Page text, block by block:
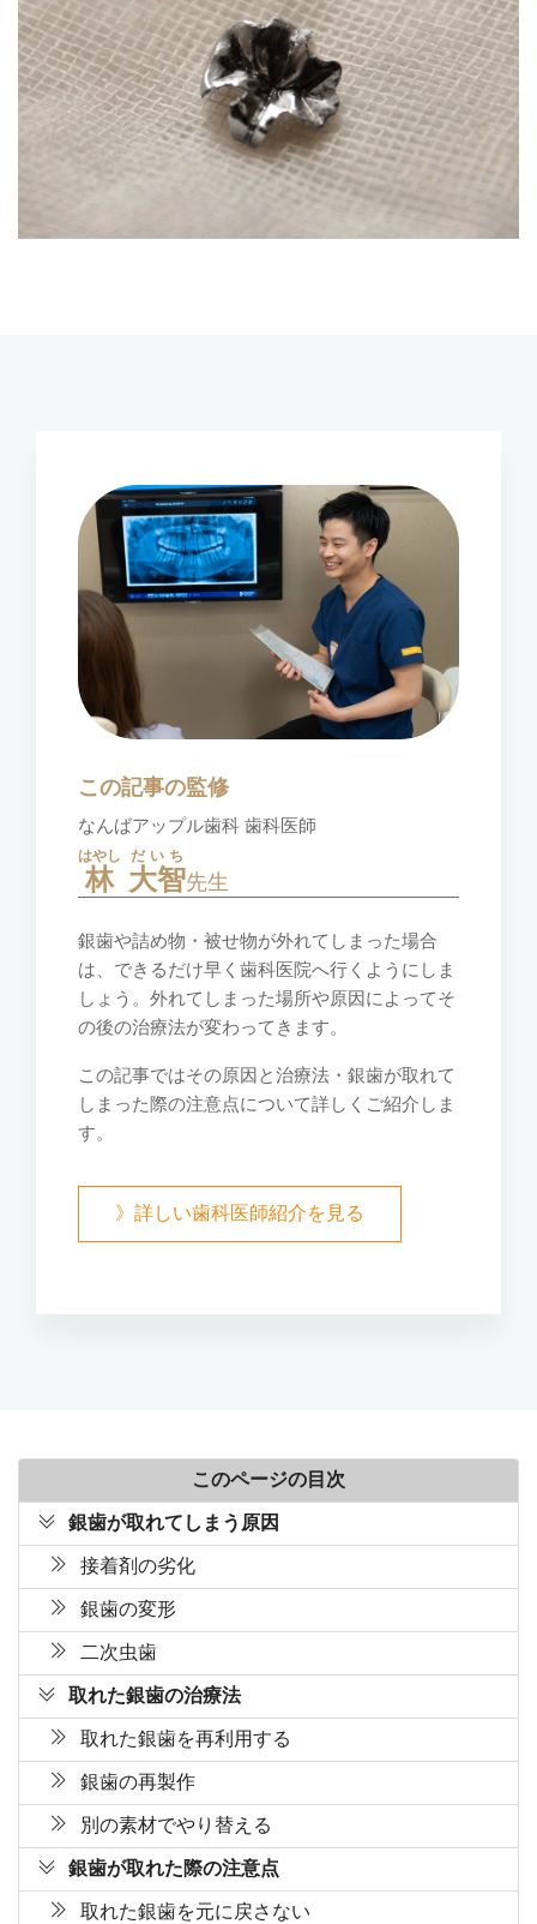
この記事の監修
なんばアップル歯科 歯科医師
林
はやし
大智
だいち
先生
銀歯や詰め物・被せ物が外れてしまった場合
は、できるだけ早く歯科医院へ行くようにしま
しょう。外れてしまった場所や原因によってそ
の後の治療法が変わってきます。
この記事ではその原因と治療法・銀歯が取れて
しまった際の注意点について詳しくご紹介しま
す。
》詳しい歯科医師紹介を見る
このページの目次
銀歯が取れてしまう原因
接着剤の劣化
銀歯の変形
二次虫歯
取れた銀歯の治療法
取れた銀歯を再利用する
銀歯の再製作
別の素材でやり替える
銀歯が取れた際の注意点
取れた銀歯を元に戻さない